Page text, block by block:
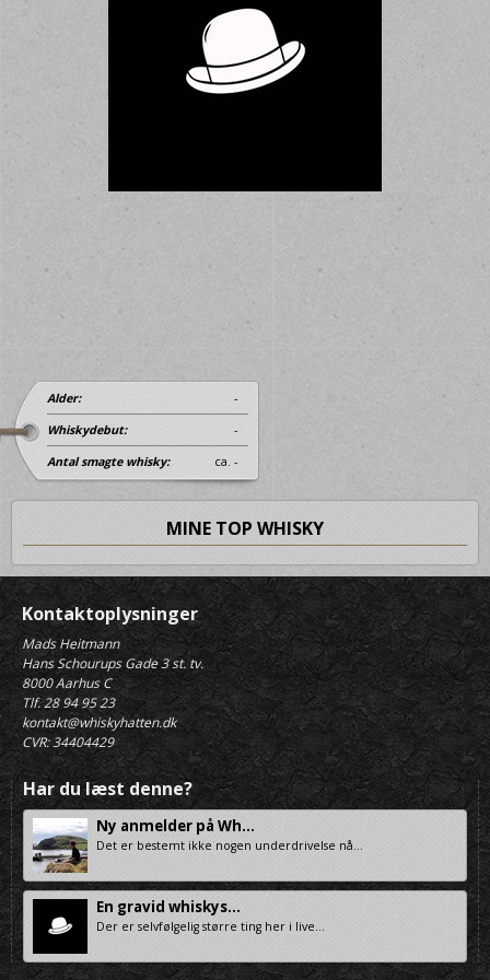
Alder: -
Whiskydebut: -
Antal smagte whisky: ca. -
MINE TOP WHISKY
Kontaktoplysninger
Mads Heitmann
Hans Schourups Gade 3 st. tv.
8000 Aarhus C
Tlf. 28 94 95 23
kontakt@whiskyhatten.dk
CVR: 34404429
Har du læst denne?
Ny anmelder på Wh...
Det er bestemt ikke nogen underdrivelse nå...
En gravid whiskys...
Der er selvfølgelig større ting her i live...